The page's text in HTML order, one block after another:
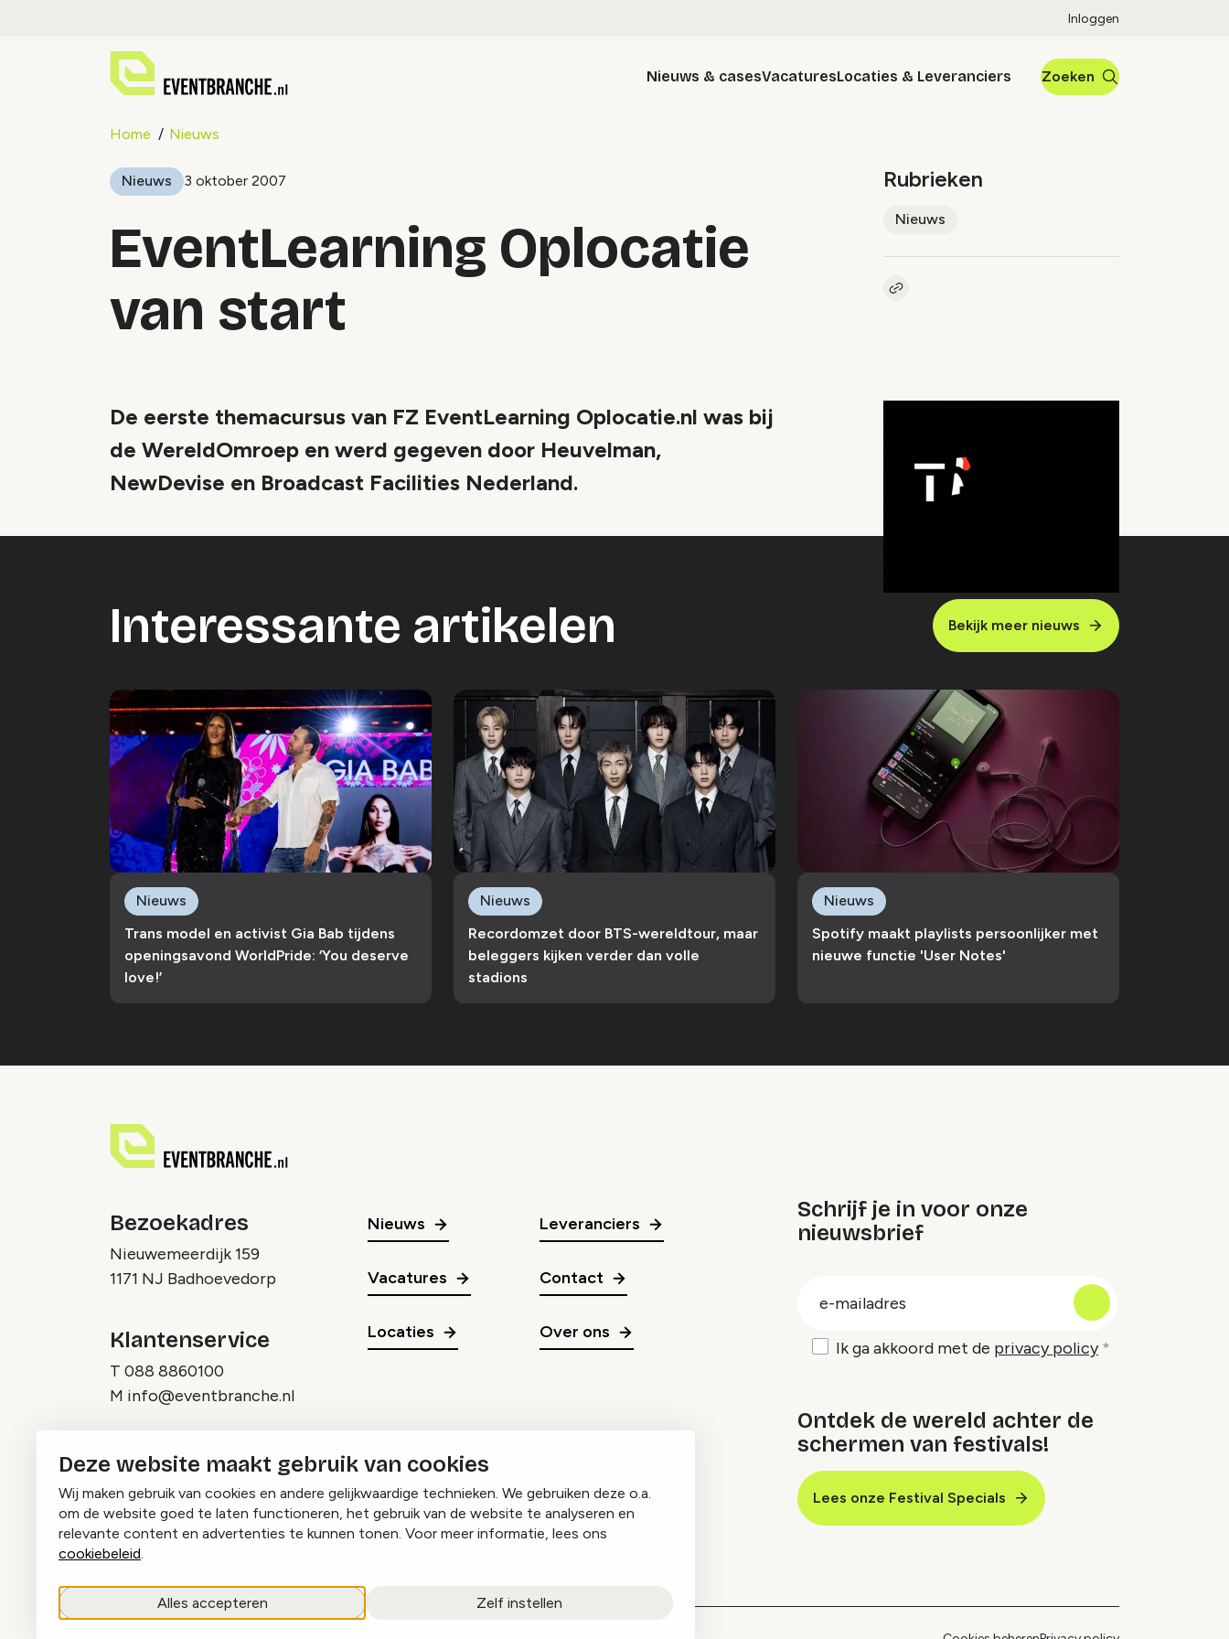
Deze website maakt gebruik van cookies
Wij maken gebruik van cookies en andere gelijkwaardige technieken. We gebruiken deze o.a.
om de website goed te laten functioneren, het gebruik van de website te analyseren en
relevante content en advertenties te kunnen tonen. Voor meer informatie, lees ons
cookiebeleid.
Alles accepteren Zelf instellen
Inloggen
Nieuws & casesVacaturesLocaties & Leveranciers Zoeken
Home Nieuws
Nieuws 3 oktober 2007
EventLearning Oplocatie
van start
Rubrieken
Nieuws
Kopieer link naar artikel
De eerste themacursus van FZ EventLearning Oplocatie.nl was bij
de WereldOmroep en werd gegeven door Heuvelman,
NewDevise en Broadcast Facilities Nederland.
Interessante artikelen Bekijk meer nieuws
Trans model en activist Gia Bab tijdens
openingsavond WorldPride: ‘You deserve
love!’
Nieuws
Recordomzet door BTS-wereldtour, maar
beleggers kijken verder dan volle
stadions
Nieuws
Spotify maakt playlists persoonlijker met
nieuwe functie 'User Notes'
Nieuws
Bezoekadres
Nieuwemeerdijk 159
1171 NJ Badhoevedorp
Klantenservice
T 088 8860100
M info@eventbranche.nl
Nieuws
Vacatures
Locaties
Leveranciers
Contact
Over ons
Schrijf je in voor onze
nieuwsbrief
Ik ga akkoord met de privacy policy
Ontdek de wereld achter de
schermen van festivals!
Lees onze Festival Specials